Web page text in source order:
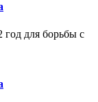
для борьбы с